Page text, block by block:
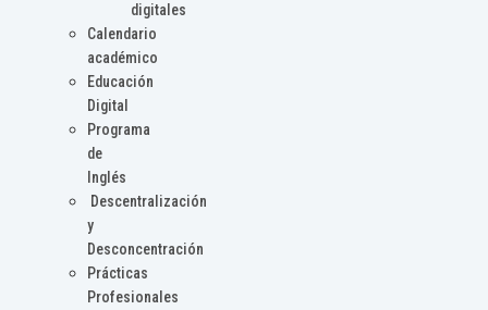
digitales
Calendario
académico
Educación
Digital
Programa
de
Inglés
Descentralización
y
Desconcentración
Prácticas
Profesionales